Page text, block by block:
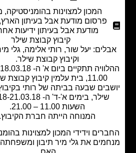
המכון למצוינות בהומניסטיקה,מנוחה,
פרסום מודעת אבל בעיתון הארץ,פרסום
מודעת אבל בעיתון ידיעות אחרונות,
קיבוץ קבוצת שילר
יעל שור, רותי אלימה, גלי מיר תיבון
וקיבוץ קבוצת שילר.
ההלוויה תתקיים ביום א' ה- 18.03.18, בשעה
שבעה בביתה של רותי בקיבוץ קבוצת
שילר, בימים א'-ד' ה- 18-21.03.18, בין
המנוחה הייתה חברת הקיבוץ.
וידידי המכון למצוינות בהומניסטיקה
את גלי מיר תיבון ומשפחתה על מות